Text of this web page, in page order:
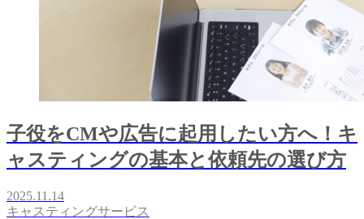
子役をCMや広告に起用したい方へ！キ
ャスティングの基本と依頼先の選び方
2025.11.14
キャスティングサービス